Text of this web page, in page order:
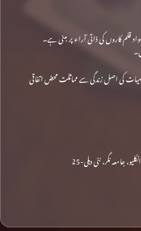
قلم کاروں کی ذاتی آراء پر مبنی ہے۔
کی اصل زندگی سے مماثلت محض اتفاقی